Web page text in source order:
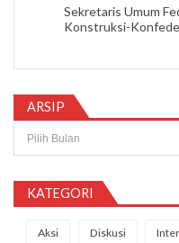
Sekretaris Umum
Konstruksi-
ARSIP
KATEGORI
Aksi Diskusi